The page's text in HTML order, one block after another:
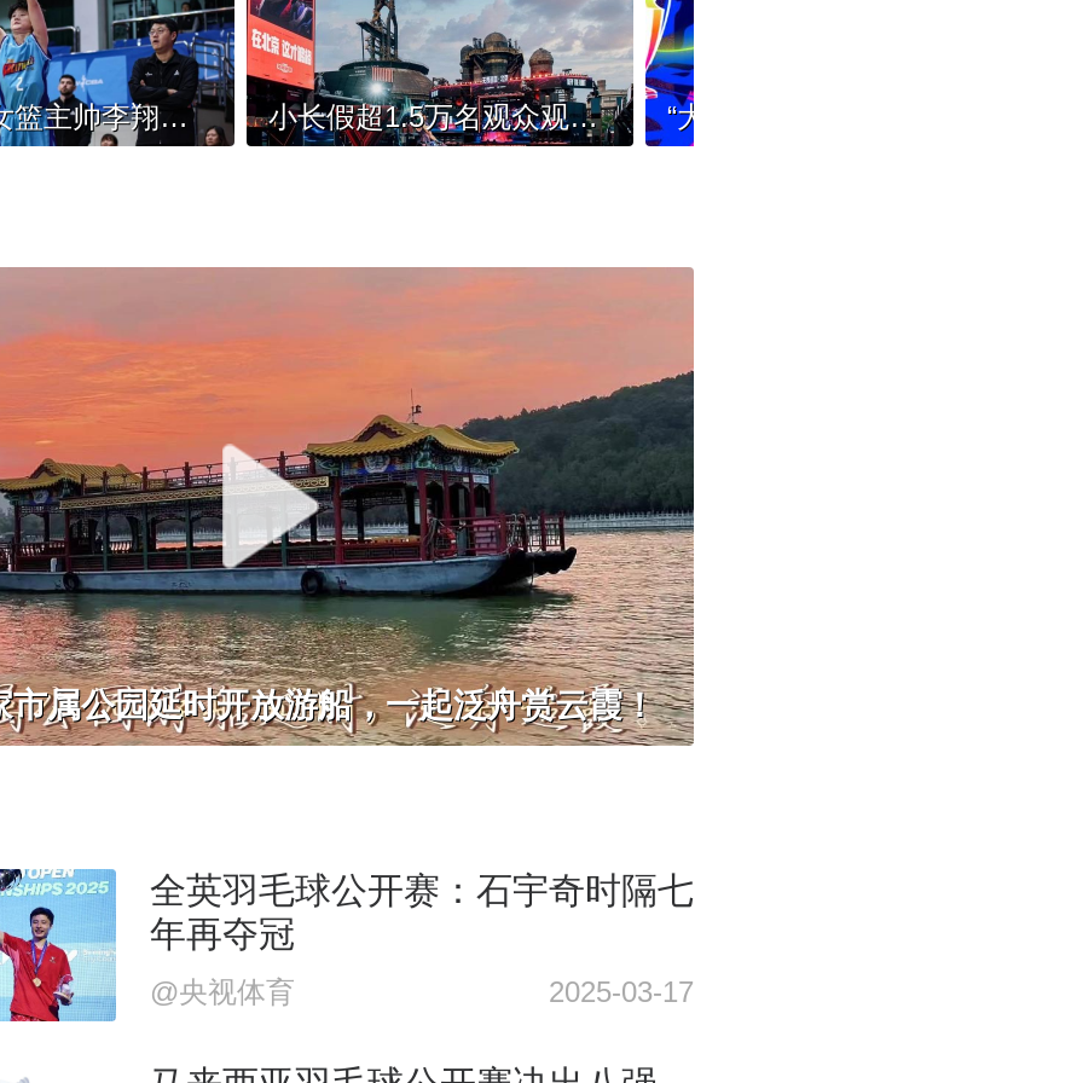
专访北京女篮主帅李翔：虽降组 不气馁 找原因 再出发 小长假超1.5万名观众观赛 “无畏巡回”北京站人气高
市属公园延时开放游船，一起泛舟赏云霞！
全英羽毛球公开赛：石宇奇时隔七
年再夺冠
@央视体育 2025-03-17